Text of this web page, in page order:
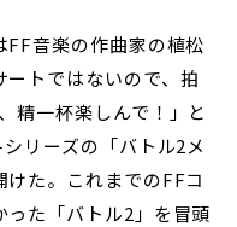
FF音楽の作曲家の植松
トではないので、拍
精一杯楽しんで！」と
リーズの「バトル2メ
けた。これまでのFFコ
った「バトル2」を冒頭